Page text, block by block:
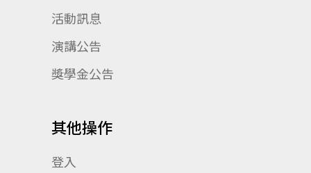
活動訊息
演講公告
獎學金公告
其他操作
登入